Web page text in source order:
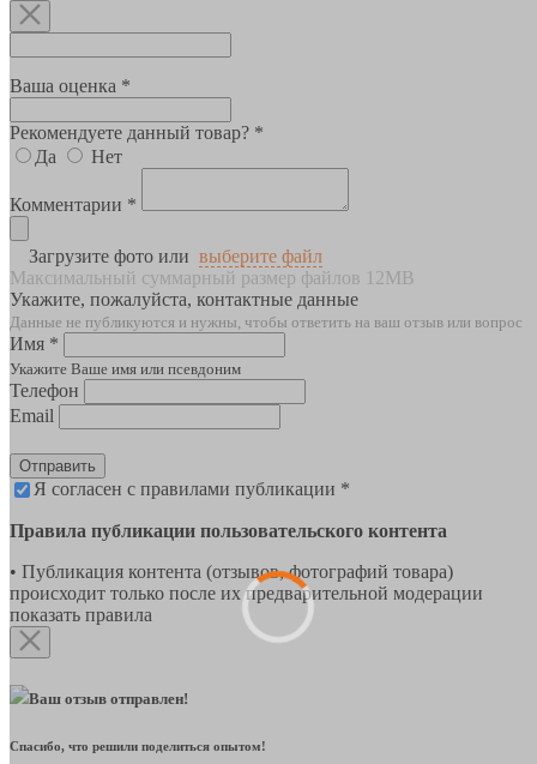
Ваша оценка *
Рекомендуете данный товар? *
Да
Нет
Комментарии *
Загрузите фото или выберите файл
Максимальный суммарный размер файлов 12MB
Укажите, пожалуйста, контактные данные
Данные не публикуются и нужны, чтобы ответить на ваш отзыв или вопрос
Имя *
Укажите Ваше имя или псевдоним
Телефон
Email
Отправить
Я согласен с правилами публикации *
Правила публикации пользовательского контента
• Публикация контента (отзывов, фотографий товара)
происходит только после их предварительной модерации
показать правила
Ваш отзыв отправлен!
Спасибо, что решили поделиться опытом!